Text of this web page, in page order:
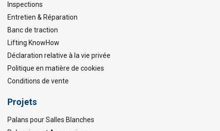
Inspections
Entretien & Réparation
Banc de traction
Lifting KnowHow
Déclaration relative à la vie privée
Politique en matière de cookies
Conditions de vente
Projets
Palans pour Salles Blanches